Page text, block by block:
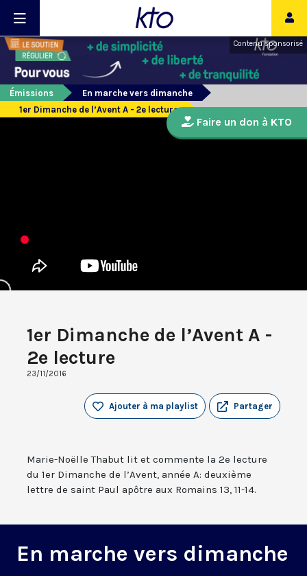
Contenu sponsorisé
Émissions
En marche vers dimanche
1er Dimanche de l’Avent A - 2e lecture
1er Dimanche de l’Avent A -
2e lecture
23/11/2016
Partager
Ajouter à ma playlist
Marie-Noëlle Thabut lit et commente la 2e lecture
du 1er Dimanche de l’Avent, année A: deuxième
lettre de saint Paul apôtre aux Romains 13, 11-14.
En marche vers dimanche
Faire un don à KTO